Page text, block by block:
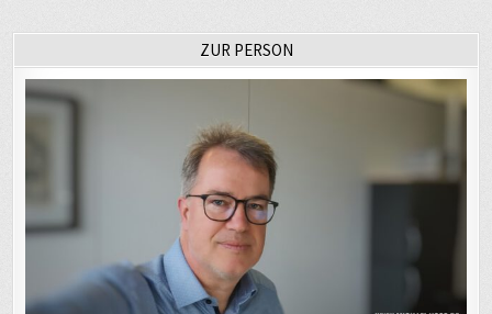
ZUR PERSON